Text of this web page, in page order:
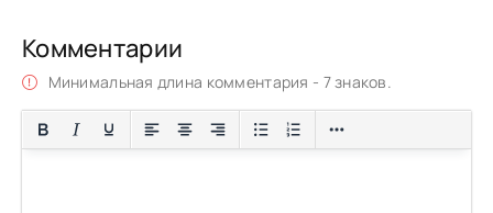
Комментарии
Минимальная длина комментария - 7 знаков.